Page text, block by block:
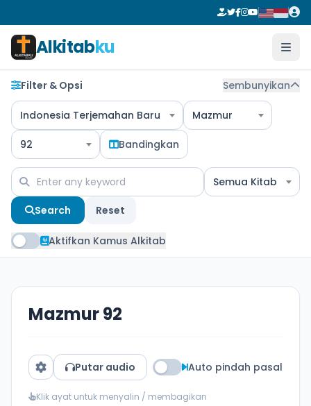
Alkitabku
Filter & Opsi Sembunyikan
Indonesia Terjemahan Baru Mazmur
92 Bandingkan
Semua Kitab
Search Reset
Aktifkan Kamus Alkitab
Mazmur 92
Putar audio Auto pindah pasal
Klik ayat untuk menyalin / membagikan